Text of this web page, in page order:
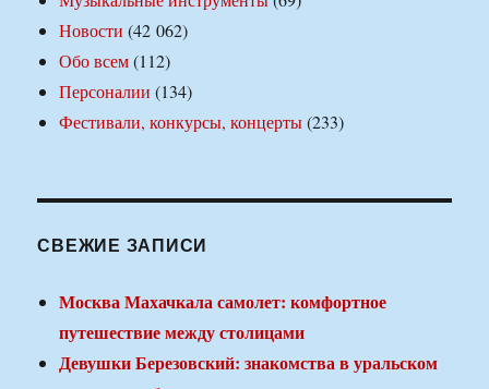
Новости (42 062)
Обо всем(112)
Персоналии (134)
Фестивали, конкурсы, концерты(233)
СВЕЖИЕ ЗАПИСИ
Москва Махачкала самолет: комфортное
путешествие между столицами
Девушки Березовский: знакомства в уральском